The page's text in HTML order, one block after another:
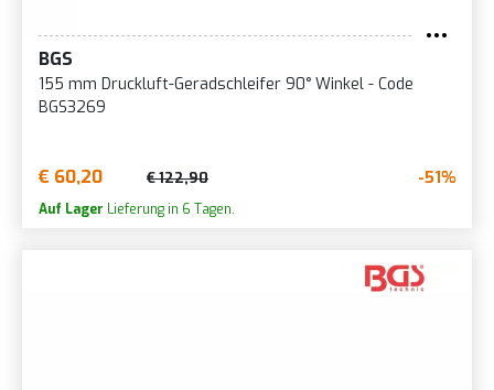
BGS
155 mm Druckluft-Geradschleifer 90° Winkel - Code
BGS3269
€ 60,20 € 122,90 -51%
Auf Lager Lieferung in 6 Tagen.